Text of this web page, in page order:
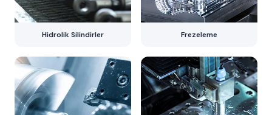
Hidrolik Silindirler Frezeleme